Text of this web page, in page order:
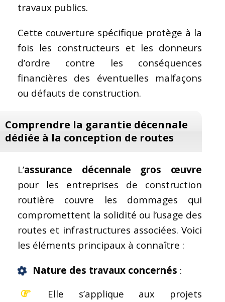
travaux publics.
Cette couverture spécifique protège à la
fois les constructeurs et les donneurs
d’ordre contre les conséquences
financières des éventuelles malfaçons
ou défauts de construction.
Comprendre la garantie décennale
dédiée à la conception de routes
L’assurance décennale gros œuvre
pour les entreprises de construction
routière couvre les dommages qui
compromettent la solidité ou l’usage des
routes et infrastructures associées. Voici
les éléments principaux à connaître :
Nature des travaux concernés :
Elle s’applique aux projets